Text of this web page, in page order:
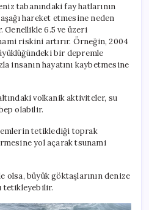
tabanındaki fay hatlarının
hareket etmesine neden
Genellikle 6.5 ve üzeri
riskini artırır. Örneğin, 2004
bir depremle
insanın hayatını kaybetmesine
volkanik aktiviteler, su
olabilir.
tetiklediği toprak
yol açarak tsunami
olsa, büyük göktaşlarının denize
tetikleyebilir.